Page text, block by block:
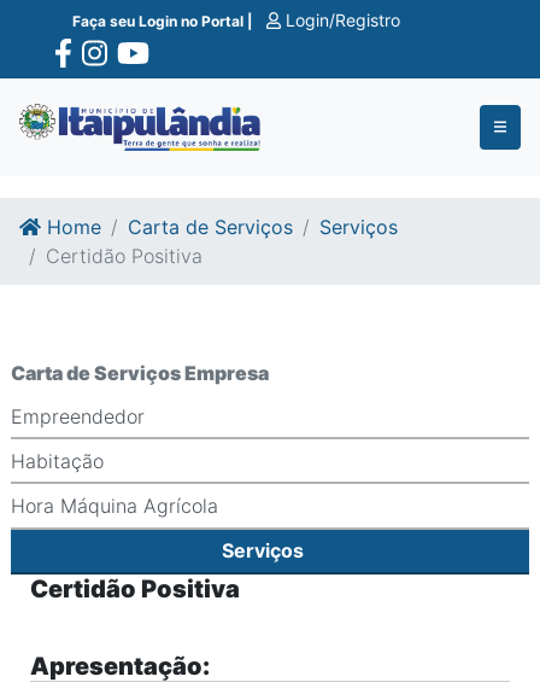
Ir para o conte�do
Ir para o fim do conte�do
Faça seu Login no Portal | Login/Registro
Home Carta de Serviços
Serviços
Certidão Positiva
Carta de Serviços Empresa
Empreendedor
Habitação
Hora Máquina Agrícola
Serviços
Certidão Positiva
Apresentação: